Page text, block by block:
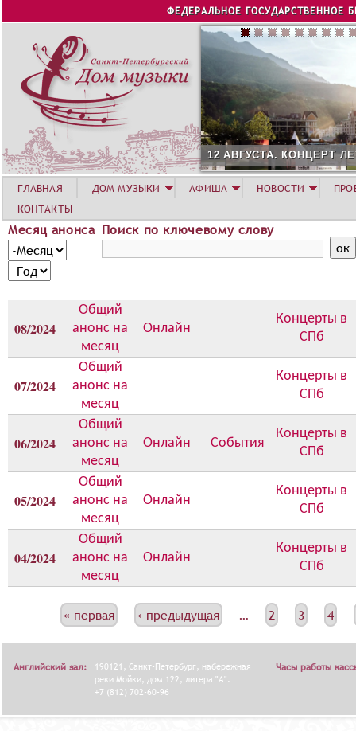
Jump to navigation
ФЕДЕРАЛЬНОЕ ГОСУДАРСТВЕННОЕ
12 АВГУСТА. КОНЦЕРТ
Месяц анонса
М
е
с
а
н
н
М
е
с
Г
о
Поиск по ключевому слову
08/2024
Общий
анонс на
месяц
Онлайн
Концерты в
СПб
07/2024
Общий
анонс на
месяц
Концерты в
СПб
06/2024
Общий
анонс на
месяц
Онлайн События
Концерты в
СПб
05/2024
Общий
анонс на
месяц
Онлайн
Концерты в
СПб
04/2024
Общий
анонс на
месяц
Онлайн
Концерты в
СПб
Р
И
« первая ‹ предыдущая … 2 3 4
ГЛАВНАЯ ДОМ МУЗЫКИ АФИША НОВОСТИ
КОНТАКТЫ
Английский зал:
190121, Санкт-Петербург, набережная
реки Мойки, дом 122, литера "А".
+7 (812) 702-60-96
Часы работы